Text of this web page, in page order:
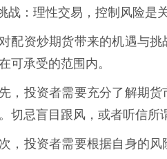
战：理性交易，控制风险是
配资炒期货带来的机遇与
可承受的范围内。
，投资者需要充分了解期
切忌盲目跟风，或者听信所
，投资者需要根据自身的